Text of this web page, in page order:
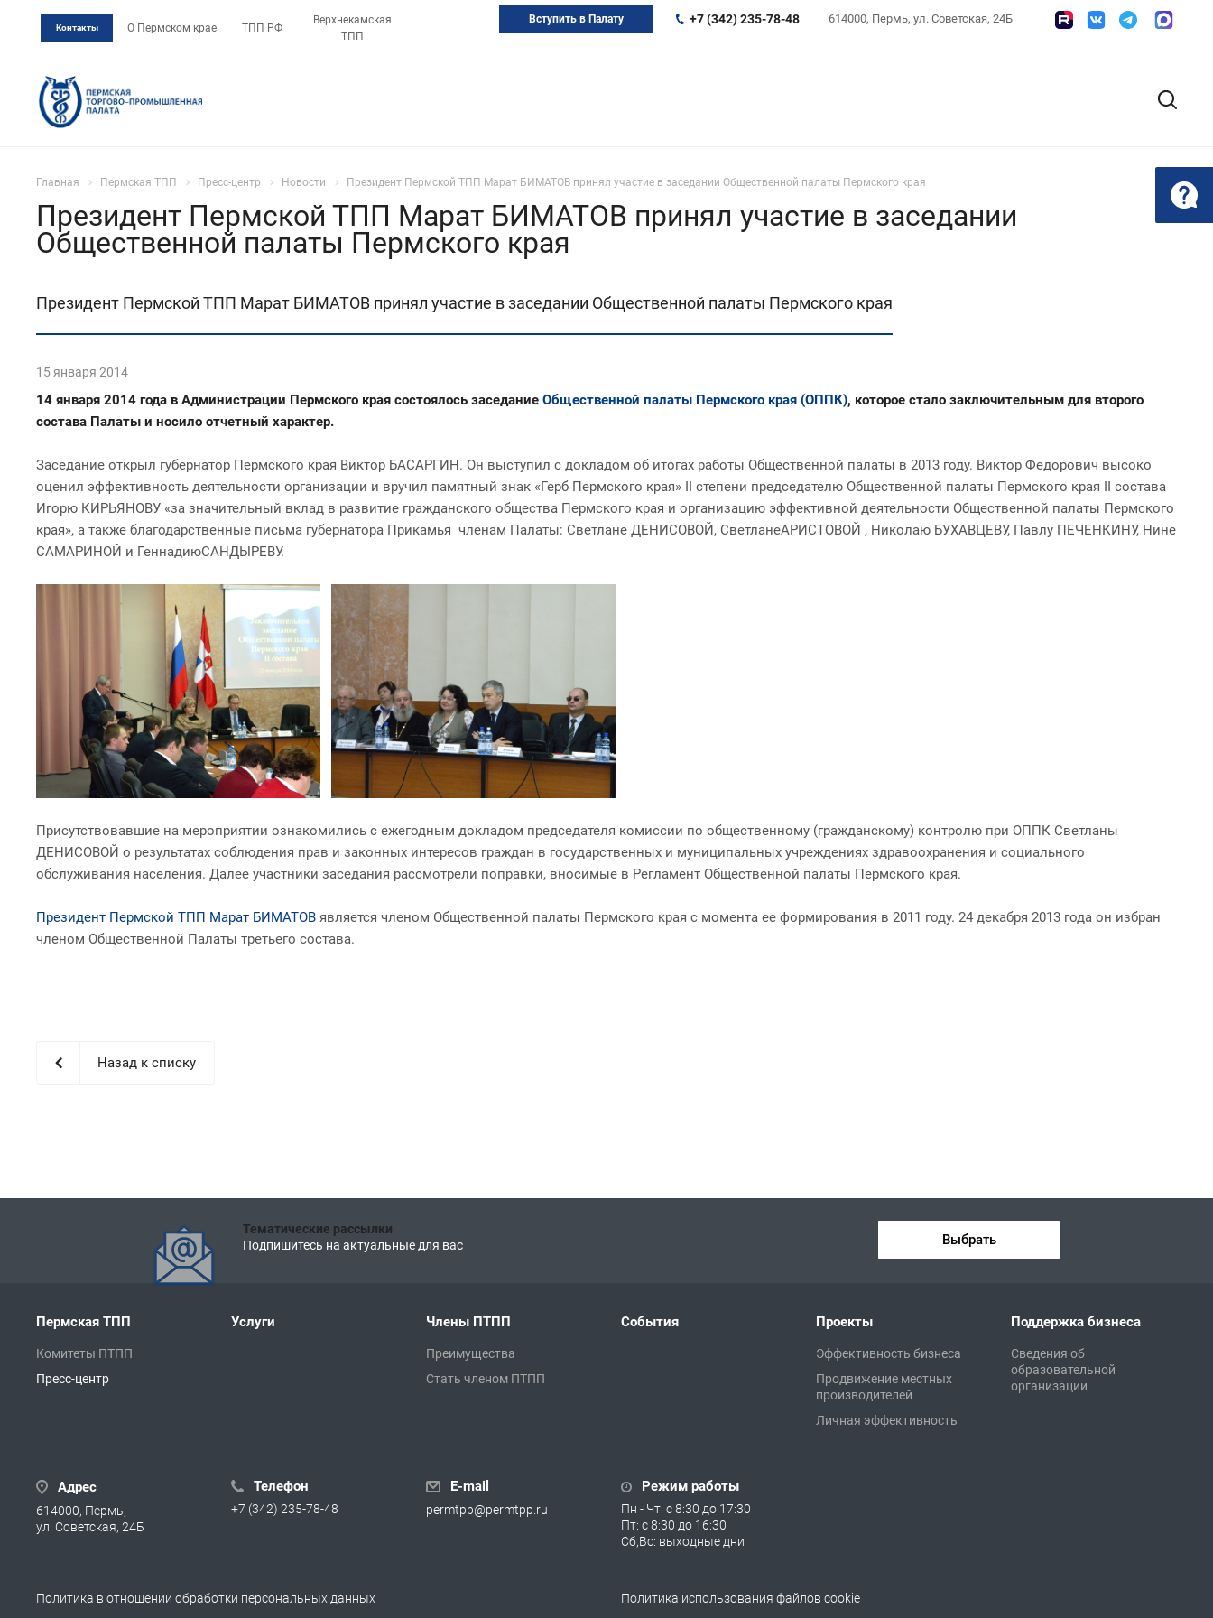
Контакты О Пермском крае ТПП РФ
Верхнекамская
ТПП
614000, Пермь, ул. Советская, 24Б
+7 (342) 235-78-48
Вступить в Палату
Главная Пермская ТПП Пресс-центр Новости Президент Пермской ТПП Марат БИМАТОВ принял участие в заседании Общественной палаты Пермского края
Президент Пермской ТПП Марат БИМАТОВ принял участие в заседании
Общественной палаты Пермского края
Президент Пермской ТПП Марат БИМАТОВ принял участие в заседании Общественной палаты Пермского края
15 января 2014
14 января 2014 года в Администрации Пермского края состоялось заседание Общественной палаты Пермского края (ОППК), которое стало заключительным для второго
состава Палаты и носило отчетный характер.
Заседание открыл губернатор Пермского края Виктор БАСАРГИН. Он выступил с докладом об итогах работы Общественной палаты в 2013 году. Виктор Федорович высоко
оценил эффективность деятельности организации и вручил памятный знак «Герб Пермского края» II степени председателю Общественной палаты Пермского края II состава
Игорю КИРЬЯНОВУ «за значительный вклад в развитие гражданского общества Пермского края и организацию эффективной деятельности Общественной палаты Пермского
края», а также благодарственные письма губернатора Прикамья членам Палаты: Светлане ДЕНИСОВОЙ, СветланеАРИСТОВОЙ , Николаю БУХАВЦЕВУ, Павлу ПЕЧЕНКИНУ, Нине
САМАРИНОЙ и ГеннадиюСАНДЫРЕВУ.
Присутствовавшие на мероприятии ознакомились с ежегодным докладом председателя комиссии по общественному (гражданскому) контролю при ОППК Светланы
ДЕНИСОВОЙ о результатах соблюдения прав и законных интересов граждан в государственных и муниципальных учреждениях здравоохранения и социального
обслуживания населения. Далее участники заседания рассмотрели поправки, вносимые в Регламент Общественной палаты Пермского края.
Президент Пермской ТПП Марат БИМАТОВ является членом Общественной палаты Пермского края с момента ее формирования в 2011 году. 24 декабря 2013 года он избран
членом Общественной Палаты третьего состава.
Назад к списку
Тематические рассылки
Подпишитесь на актуальные для вас
Выбрать
Пермская ТПП
Комитеты ПТПП
Пресс-центр
Услуги Члены ПТПП
Преимущества
Стать членом ПТПП
События Проекты
Эффективность бизнеса
Продвижение местных
производителей
Личная эффективность
Поддержка бизнеса
Сведения об
образовательной
организации
Адрес
614000, Пермь,
ул. Советская, 24Б
Телефон
+7 (342) 235-78-48
E-mail
permtpp@permtpp.ru
Режим работы
Пн - Чт: с 8:30 до 17:30
Пт: с 8:30 до 16:30
Сб,Вс: выходные дни
Политика в отношении обработки персональных данных Политика использования файлов cookie